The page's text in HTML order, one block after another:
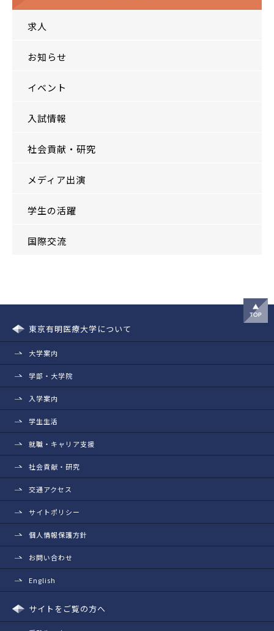
求人
お知らせ
イベント
入試情報
社会貢献・研究
メディア出演
学生の活躍
国際交流
東京有明医療大学について
大学案内
学部・大学院
入学案内
学生生活
就職・キャリア支援
社会貢献・研究
交通アクセス
サイトポリシー
個人情報保護方針
お問い合わせ
English
サイトをご覧の方へ